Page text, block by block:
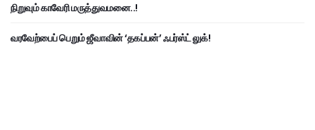
நிறுவும் காவேரி மருத்துவமனை..!
வரவேற்பைப் பெறும் ஜீவாவின் ‘தகப்பன்’ ஃபர்ஸ்ட் லுக்!